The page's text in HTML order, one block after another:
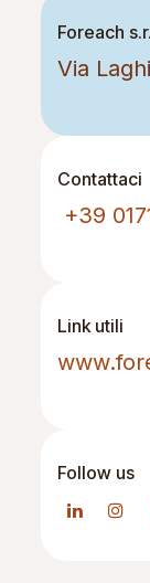
Foreach
Via
Contattaci
+39
Link utili
Follow us